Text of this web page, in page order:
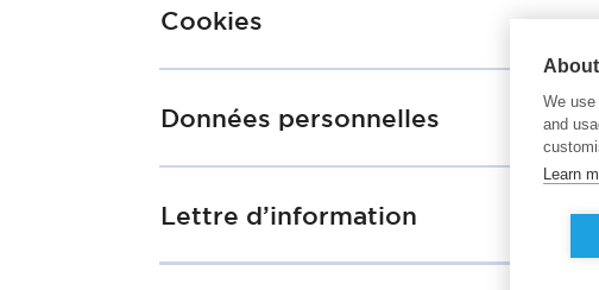
Cookies
Données personnelles
Lettre d’information
We
and
Learn